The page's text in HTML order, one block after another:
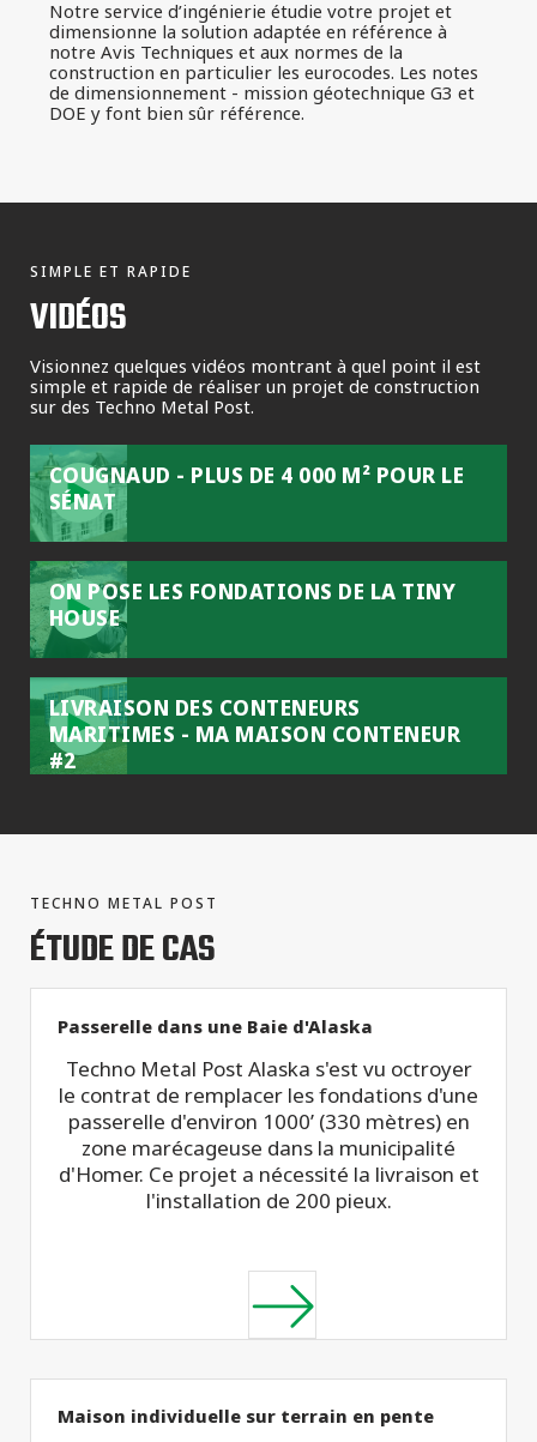
Notre service d’ingénierie étudie votre projet et
dimensionne la solution adaptée en référence à
notre Avis Techniques et aux normes de la
construction en particulier les eurocodes. Les notes
de dimensionnement - mission géotechnique G3 et
DOE y font bien sûr référence.
SIMPLE ET RAPIDE
VIDÉOS
Visionnez quelques vidéos montrant à quel point il est
simple et rapide de réaliser un projet de construction
sur des Techno Metal Post.
COUGNAUD - PLUS DE 4 000 M² POUR LE
SÉNAT
ON POSE LES FONDATIONS DE LA TINY
HOUSE
LIVRAISON DES CONTENEURS
MARITIMES - MA MAISON CONTENEUR
#2
TECHNO METAL POST
ÉTUDE DE CAS
Passerelle dans une Baie d'Alaska
Techno Metal Post Alaska s'est vu octroyer
le contrat de remplacer les fondations d'une
passerelle d'environ 1000’ (330 mètres) en
zone marécageuse dans la municipalité
d'Homer. Ce projet a nécessité la livraison et
l'installation de 200 pieux.
Maison individuelle sur terrain en pente